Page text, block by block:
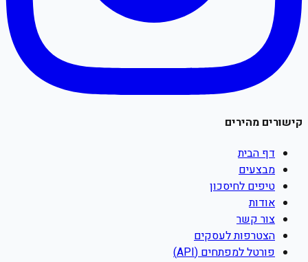
קישורים מהירים
דף הבית
מבצעים
טיפים לחיסכון
אודות
צור קשר
הצטרפות לעסקים
פורטל למפתחים (API)